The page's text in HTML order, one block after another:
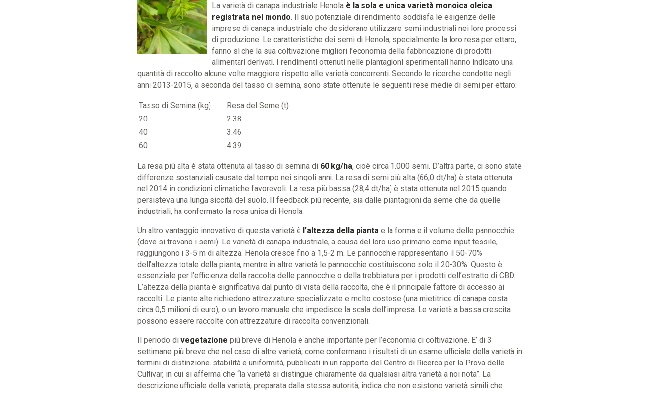
La varietà di canapa industriale Henola è la sola e unica varietà monoica oleica
registrata nel mondo. Il suo potenziale di rendimento soddisfa le esigenze delle
imprese di canapa industriale che desiderano utilizzare semi industriali nei loro processi
di produzione. Le caratteristiche dei semi di Henola, specialmente la loro resa per ettaro,
fanno sì che la sua coltivazione migliori l’economia della fabbricazione di prodotti
alimentari derivati. I rendimenti ottenuti nelle piantagioni sperimentali hanno indicato una
quantità di raccolto alcune volte maggiore rispetto alle varietà concorrenti. Secondo le ricerche condotte negli
anni 2013-2015, a seconda del tasso di semina, sono state ottenute le seguenti rese medie di semi per ettaro:
Tasso di Semina (kg)
Resa del Seme (t)
20
2.38
40
3.46
60
4.39
La resa più alta è stata ottenuta al tasso di semina di 60 kg/ha, cioè circa 1.000 semi. D’altra parte, ci sono state
differenze sostanziali causate dal tempo nei singoli anni. La resa di semi più alta (66,0 dt/ha) è stata ottenuta
nel 2014 in condizioni climatiche favorevoli. La resa più bassa (28,4 dt/ha) è stata ottenuta nel 2015 quando
persisteva una lunga siccità del suolo. Il feedback più recente, sia dalle piantagioni da seme che da quelle
industriali, ha confermato la resa unica di Henola.
Un altro vantaggio innovativo di questa varietà è l’altezza della piantae la forma e il volume delle pannocchie
(dove si trovano i semi). Le varietà di canapa industriale, a causa del loro uso primario come input tessile,
raggiungono i 3-5 m di altezza. Henola cresce fino a 1,5-2 m. Le pannocchie rappresentano il 50-70%
dell’altezza totale della pianta, mentre in altre varietà le pannocchie costituiscono solo il 20-30%. Questo è
essenziale per l’efficienza della raccolta delle pannocchie o della trebbiatura per i prodotti dell’estratto di CBD.
L’altezza della pianta è significativa dal punto di vista della raccolta, che è il principale fattore di accesso ai
raccolti. Le piante alte richiedono attrezzature specializzate e molto costose (una mietitrice di canapa costa
circa 0,5 milioni di euro), o un lavoro manuale che impedisce la scala dell’impresa. Le varietà a bassa crescita
possono essere raccolte con attrezzature di raccolta convenzionali.
Il periodo di vegetazione più breve di Henola è anche importante per l’economia di coltivazione. E’ di 3
settimane più breve che nel caso di altre varietà, come confermano i risultati di un esame ufficiale della varietà in
termini di distinzione, stabilità e uniformità, pubblicati in un rapporto del Centro di Ricerca per la Prova delle
Cultivar, in cui si afferma che “la varietà si distingue chiaramente da qualsiasi altra varietà a noi nota”. La
descrizione ufficiale della varietà, preparata dalla stessa autorità, indica che non esistono varietà simili che